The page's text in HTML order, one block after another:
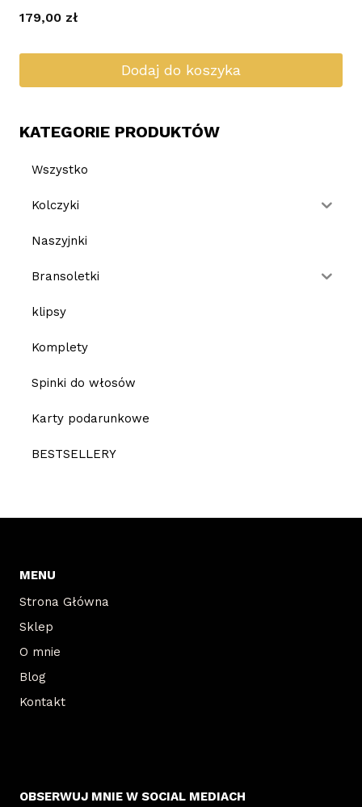
179,00 zł
Dodaj do koszyka
KATEGORIE PRODUKTÓW
Wszystko
Kolczyki
Naszyjnki
Bransoletki
klipsy
Komplety
Spinki do włosów
Karty podarunkowe
BESTSELLERY
MENU
Strona Główna
Sklep
O mnie
Blog
Kontakt
OBSERWUJ MNIE W SOCIAL MEDIACH